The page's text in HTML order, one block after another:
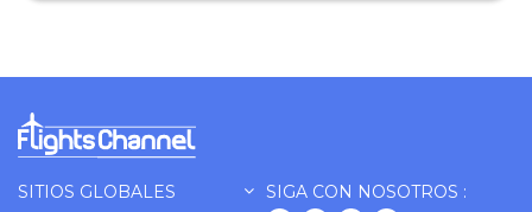
SITIOS GLOBALES SIGA CON NOSOTROS :